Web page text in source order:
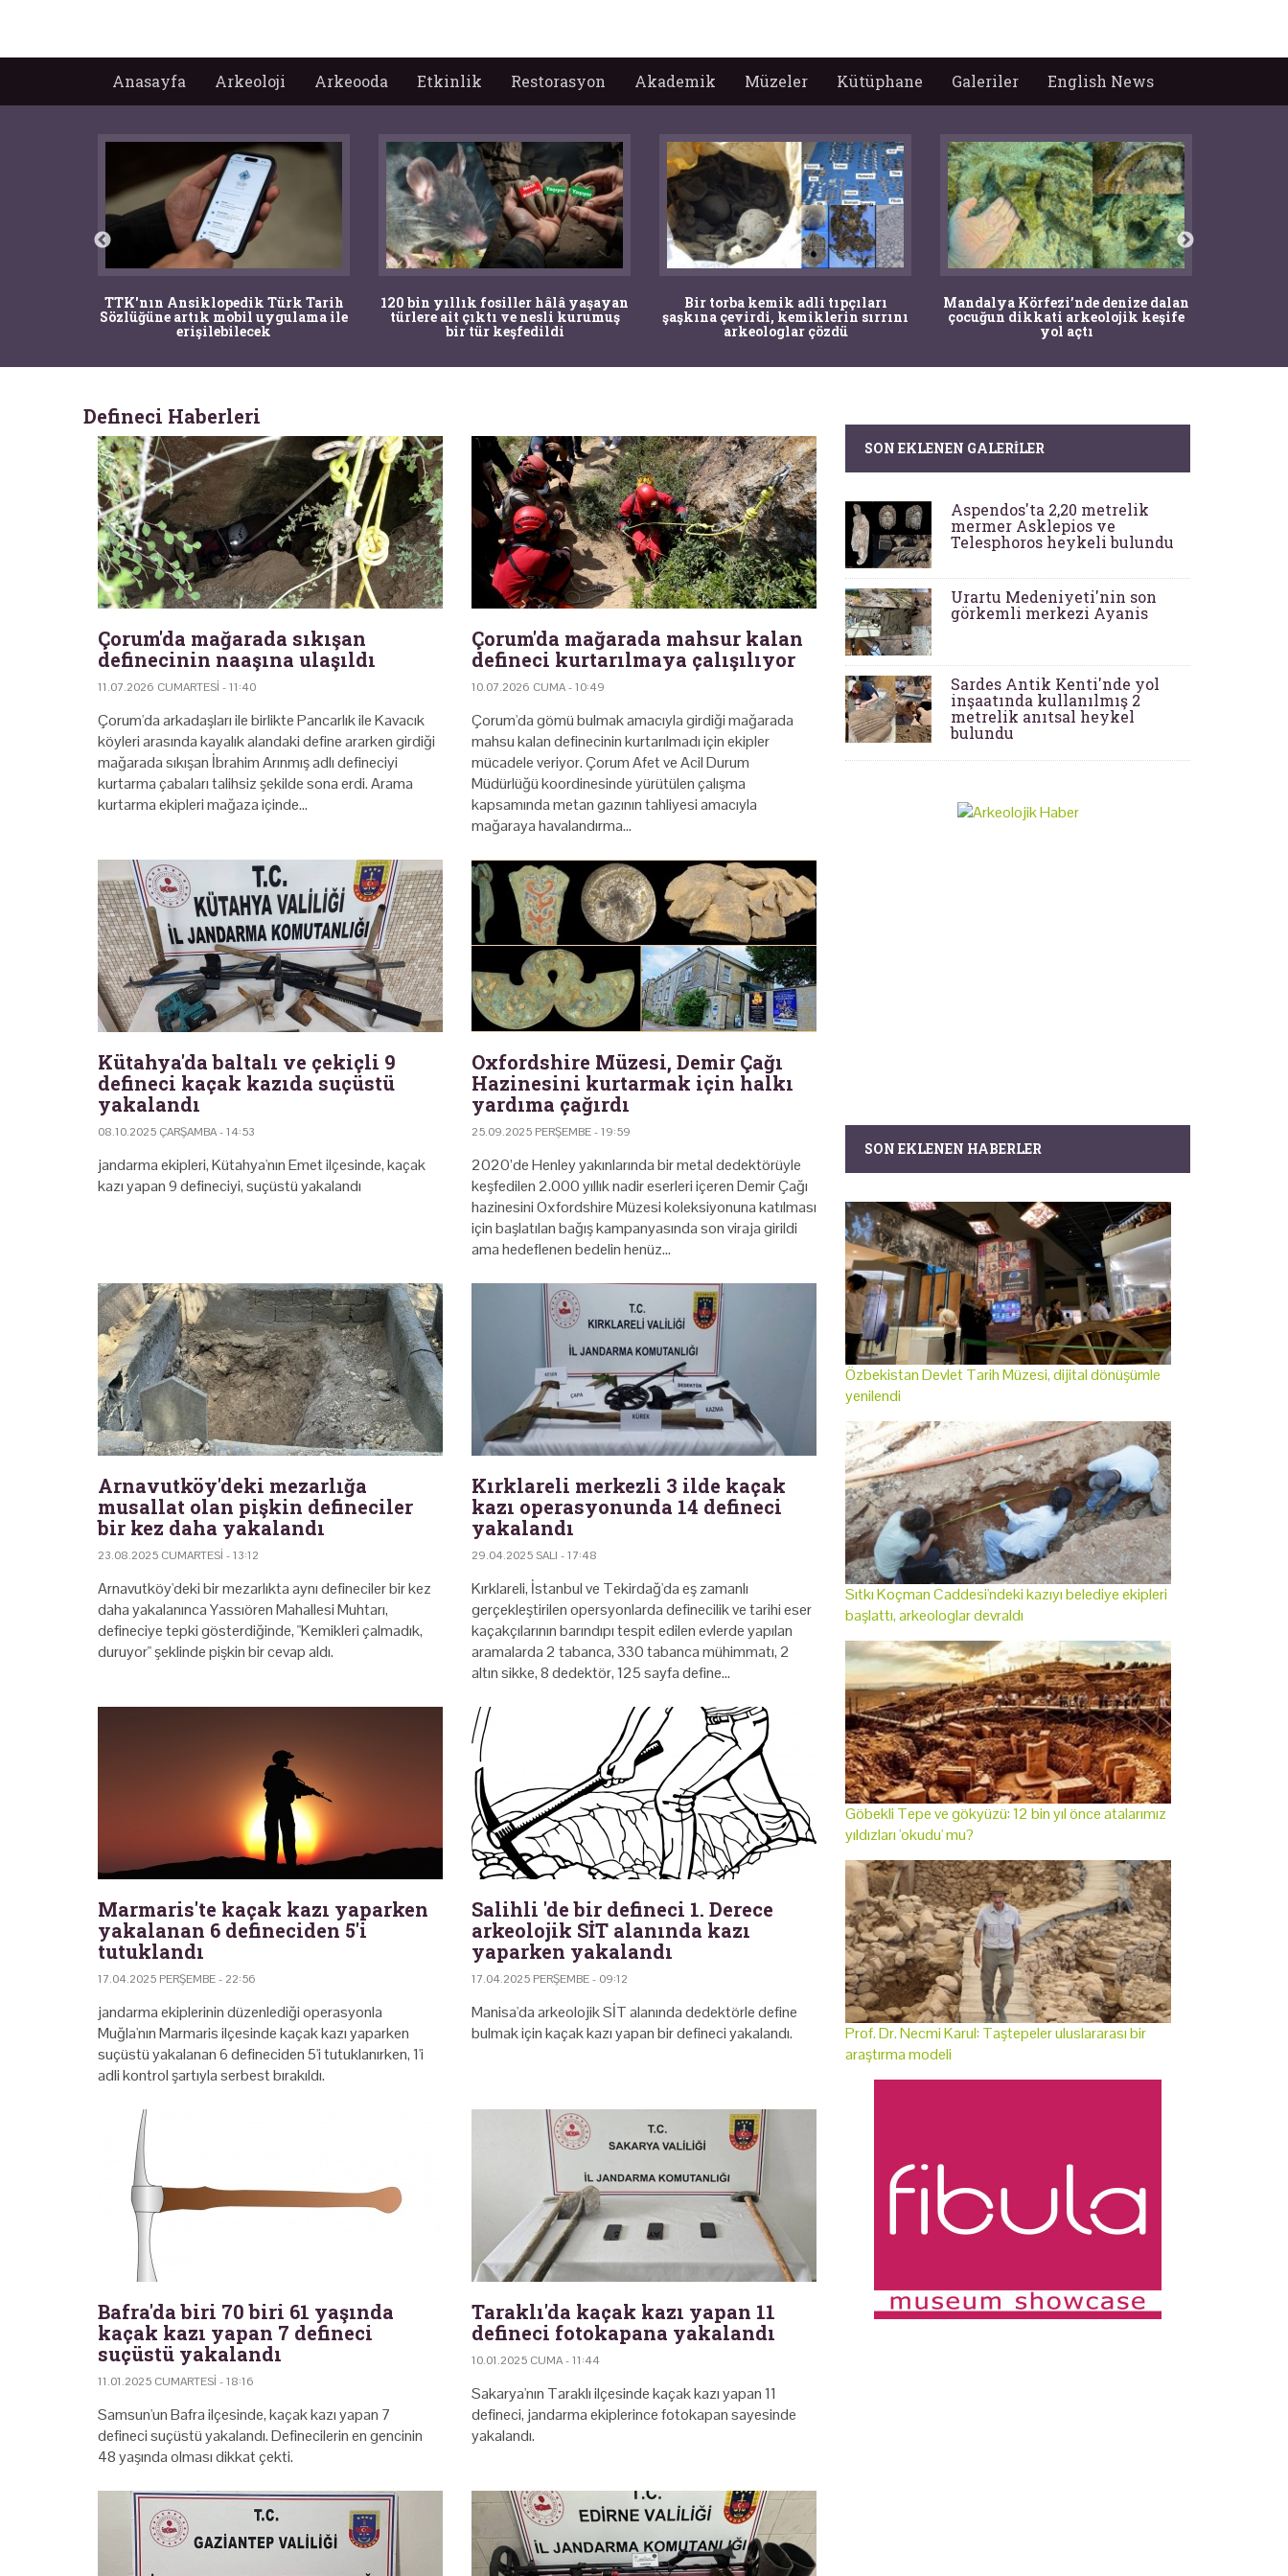
Anasayfa Arkeoloji Arkeooda Etkinlik Restorasyon Akademik Müzeler Kütüphane Galeriler English News
TTK'nın Ansiklopedik Türk Tarih
Sözlüğüne artık mobil uygulama ile
erişilebilecek
120 bin yıllık fosiller hâlâ yaşayan
türlere ait çıktı ve nesli kurumuş
bir tür keşfedildi
Bir torba kemik adli tıpçıları
şaşkına çevirdi, kemiklerin sırrını
arkeologlar çözdü
Mandalya Körfezi’nde denize dalan
çocuğun dikkati arkeolojik keşife
yol açtı
Defineci Haberleri
Çorum'da mağarada sıkışan
definecinin naaşına ulaşıldı
11.07.2026 CUMARTESI - 11:40
Çorum'da arkadaşları ile birlikte Pancarlık ile Kavacık
köyleri arasında kayalık alandaki define ararken girdiği
mağarada sıkışan İbrahim Arınmış adlı defineciyi
kurtarma çabaları talihsiz şekilde sona erdi. Arama
kurtarma ekipleri mağaza içinde…
Çorum'da mağarada mahsur kalan
defineci kurtarılmaya çalışılıyor
10.07.2026 CUMA - 10:49
Çorum'da gömü bulmak amacıyla girdiği mağarada
mahsu kalan definecinin kurtarılmadı için ekipler
mücadele veriyor. Çorum Afet ve Acil Durum
Müdürlüğü koordinesinde yürütülen çalışma
kapsamında metan gazının tahliyesi amacıyla
mağaraya havalandırma…
Kütahya'da baltalı ve çekiçli 9
defineci kaçak kazıda suçüstü
yakalandı
08.10.2025 ÇARŞAMBA - 14:53
jandarma ekipleri, Kütahya'nın Emet ilçesinde, kaçak
kazı yapan 9 defineciyi, suçüstü yakalandı
Oxfordshire Müzesi, Demir Çağı
Hazinesini kurtarmak için halkı
yardıma çağırdı
25.09.2025 PERŞEMBE - 19:59
2020’de Henley yakınlarında bir metal dedektörüyle
keşfedilen 2.000 yıllık nadir eserleri içeren Demir Çağı
hazinesini Oxfordshire Müzesi koleksiyonuna katılması
için başlatılan bağış kampanyasında son viraja girildi
ama hedeflenen bedelin henüz…
Arnavutköy'deki mezarlığa
musallat olan pişkin defineciler
bir kez daha yakalandı
23.08.2025 CUMARTESI - 13:12
Arnavutköy'deki bir mezarlıkta aynı defineciler bir kez
daha yakalanınca Yassıören Mahallesi Muhtarı,
defineciye tepki gösterdiğinde, "Kemikleri çalmadık,
duruyor" şeklinde pişkin bir cevap aldı.
Kırklareli merkezli 3 ilde kaçak
kazı operasyonunda 14 defineci
yakalandı
29.04.2025 SALI - 17:48
Kırklareli, İstanbul ve Tekirdağ'da eş zamanlı
gerçekleştirilen opersyonlarda definecilik ve tarihi eser
kaçakçılarının barındıpı tespit edilen evlerde yapılan
aramalarda 2 tabanca, 330 tabanca mühimmatı, 2
altın sikke, 8 dedektör, 125 sayfa define…
Marmaris'te kaçak kazı yaparken
yakalanan 6 defineciden 5'i
tutuklandı
17.04.2025 PERŞEMBE - 22:56
jandarma ekiplerinin düzenlediği operasyonla
Muğla'nın Marmaris ilçesinde kaçak kazı yaparken
suçüstü yakalanan 6 defineciden 5'i tutuklanırken, 1'i
adli kontrol şartıyla serbest bırakıldı.
Salihli 'de bir defineci 1. Derece
arkeolojik SİT alanında kazı
yaparken yakalandı
17.04.2025 PERŞEMBE - 09:12
Manisa'da arkeolojik SİT alanında dedektörle define
bulmak için kaçak kazı yapan bir defineci yakalandı.
Bafra'da biri 70 biri 61 yaşında
kaçak kazı yapan 7 defineci
suçüstü yakalandı
11.01.2025 CUMARTESI - 18:16
Samsun'un Bafra ilçesinde, kaçak kazı yapan 7
defineci suçüstü yakalandı. Definecilerin en gencinin
48 yaşında olması dikkat çekti.
Taraklı'da kaçak kazı yapan 11
defineci fotokapana yakalandı
10.01.2025 CUMA - 11:44
Sakarya'nın Taraklı ilçesinde kaçak kazı yapan 11
defineci, jandarma ekiplerince fotokapan sayesinde
yakalandı.
SON EKLENEN GALERILER
Aspendos'ta 2,20 metrelik
mermer Asklepios ve
Telesphoros heykeli bulundu
Urartu Medeniyeti'nin son
görkemli merkezi Ayanis
Sardes Antik Kenti'nde yol
inşaatında kullanılmış 2
metrelik anıtsal heykel
bulundu
SON EKLENEN HABERLER
Özbekistan Devlet Tarih Müzesi, dijital dönüşümle
yenilendi
Sıtkı Koçman Caddesi'ndeki kazıyı belediye ekipleri
başlattı, arkeologlar devraldı
Göbekli Tepe ve gökyüzü: 12 bin yıl önce atalarımız
yıldızları 'okudu' mu?
Prof. Dr. Necmi Karul: Taştepeler uluslararası bir
araştırma modeli